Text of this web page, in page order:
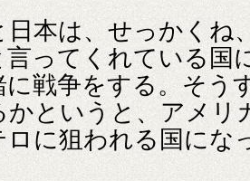
日本は、せっかくね
言ってくれている国
戦争をする。そう
かというと、アメリ
ロに狙われる国にな